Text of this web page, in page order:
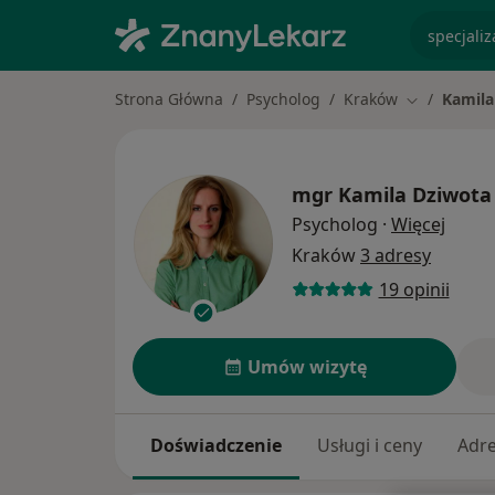
Strona Główna Psycholog Kraków Zmień
mgr Kamila Dziwota
Psycholog · Więcej
Kraków3 adresy
19 opinii
Umów wizytę
Doświadczenie Usługi i ceny